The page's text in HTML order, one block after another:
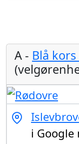
A - Blå
i Google